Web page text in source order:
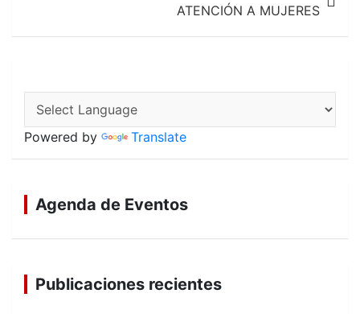
ATENCIÓN A MUJERES
Powered by Translate
Agenda de Eventos
Publicaciones recientes